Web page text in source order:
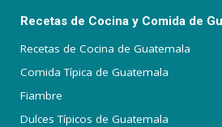
Recetas de Cocina y Comida de
Recetas de Cocina de Guatemala
Comida Típica de Guatemala
Fiambre
Dulces Típicos de Guatemala